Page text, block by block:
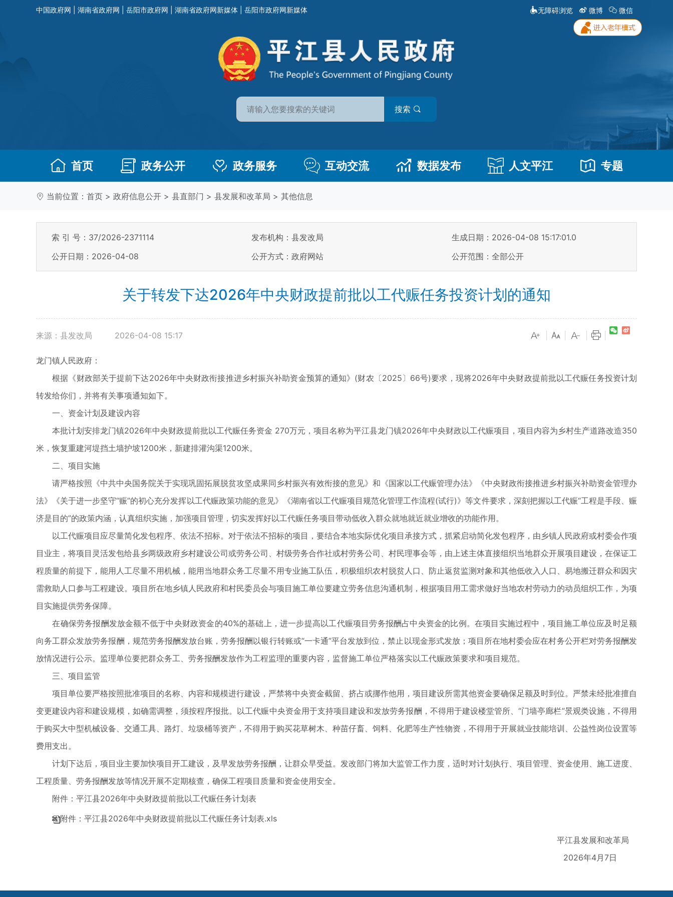
中国政府网 湖南省政府网 岳阳市政府网 湖南省政府网新媒体 岳阳市政府网新媒体 无障碍浏览 微博 微信
搜索
首页 政务公开 政务服务 互动交流 数据发布 人文平江 专题
当前位置： 首页 > 政府信息公开 > 县直部门 > 县发展和改革局 > 其他信息
索 引 号：37/2026-2371114 发布机构：县发改局
生成日期：2026-04-08 15:17:01.0
公开日期：2026-04-08
公开方式：政府网站 公开范围：全部公开
关于转发下达2026年中央财政提前批以工代赈任务投资计划的通知
来源：县发改局 2026-04-08 15:17
龙门镇人民政府：
根据《财政部关于提前下达2026年中央财政衔接推进乡村振兴补助资金预算的通知》(财农〔2025〕66号)要求，现将2026年中央财政提前批以工代赈任务投资计划
转发给你们，并将有关事项通知如下。
一、资金计划及建设内容
本批计划安排龙门镇2026年中央财政提前批以工代赈任务资金 270万元，项目名称为平江县龙门镇2026年中央财政以工代赈项目，项目内容为乡村生产道路改造350
米，恢复重建河堤挡土墙护坡1200米，新建排灌沟渠1200米。
二、项目实施
请严格按照《中共中央国务院关于实现巩固拓展脱贫攻坚成果同乡村振兴有效衔接的意见》和《国家以工代赈管理办法》《中央财政衔接推进乡村振兴补助资金管理办
法》《关于进一步坚守“赈”的初心充分发挥以工代赈政策功能的意见》《湖南省以工代赈项目规范化管理工作流程(试行)》等文件要求，深刻把握以工代赈“工程是手段、赈
济是目的”的政策内涵，认真组织实施，加强项目管理，切实发挥好以工代赈任务项目带动低收入群众就地就近就业增收的功能作用。
以工代赈项目应尽量简化发包程序、依法不招标。对于依法不招标的项目，要结合本地实际优化项目承接方式，抓紧启动简化发包程序，由乡镇人民政府或村委会作项
目业主，将项目灵活发包给县乡两级政府乡村建设公司或劳务公司、村级劳务合作社或村劳务公司、村民理事会等，由上述主体直接组织当地群众开展项目建设，在保证工
程质量的前提下，能用人工尽量不用机械，能用当地群众务工尽量不用专业施工队伍，积极组织农村脱贫人口、防止返贫监测对象和其他低收入人口、易地搬迁群众和因灾
需救助人口参与工程建设。项目所在地乡镇人民政府和村民委员会与项目施工单位要建立劳务信息沟通机制，根据项目用工需求做好当地农村劳动力的动员组织工作，为项
目实施提供劳务保障。
在确保劳务报酬发放金额不低于中央财政资金的40%的基础上，进一步提高以工代赈项目劳务报酬占中央资金的比例。在项目实施过程中，项目施工单位应及时足额
向务工群众发放劳务报酬，规范劳务报酬发放台账，劳务报酬以银行转账或“一卡通”平台发放到位，禁止以现金形式发放；项目所在地村委会应在村务公开栏对劳务报酬发
放情况进行公示。监理单位要把群众务工、劳务报酬发放作为工程监理的重要内容，监督施工单位严格落实以工代赈政策要求和项目规范。
三、项目监管
项目单位要严格按照批准项目的名称、内容和规模进行建设，严禁将中央资金截留、挤占或挪作他用，项目建设所需其他资金要确保足额及时到位。严禁未经批准擅自
变更建设内容和建设规模，如确需调整，须按程序报批。以工代赈中央资金用于支持项目建设和发放劳务报酬，不得用于建设楼堂管所、“门墙亭廊栏”景观类设施，不得用
于购买大中型机械设备、交通工具、路灯、垃圾桶等资产，不得用于购买花草树木、种苗仔畜、饲料、化肥等生产性物资，不得用于开展就业技能培训、公益性岗位设置等
费用支出。
计划下达后，项目业主要加快项目开工建设，及早发放劳务报酬，让群众早受益。发改部门将加大监管工作力度，适时对计划执行、项目管理、资金使用、施工进度、
工程质量、劳务报酬发放等情况开展不定期核查，确保工程项目质量和资金使用安全。
附件：平江县2026年中央财政提前批以工代赈任务计划表
附件：平江县2026年中央财政提前批以工代赈任务计划表.xls
平江县发展和改革局
2026年4月7日